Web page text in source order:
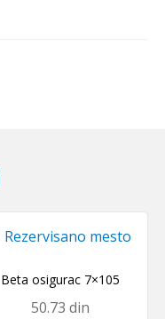
Beta osigurac 7×105
50.73din